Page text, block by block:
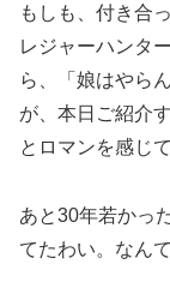
もしも、付き合
レジャーハンタ
ら、「娘はやら
が、本日ご紹介
とロマンを感じ
あと30年若かっ
てたわい。なん